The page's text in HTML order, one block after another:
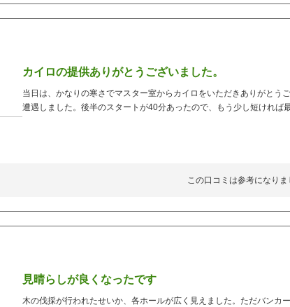
カイロの提供ありがとうございました。
当日は、かなりの寒さでマスター室からカイロをいただきありがとう
遭遇しました。後半のスタートが40分あったので、もう少し短ければ
この口コミは参考になりま
見晴らしが良くなったです
木の伐採が行われたせいか、各ホールが広く見えました。ただバンカ